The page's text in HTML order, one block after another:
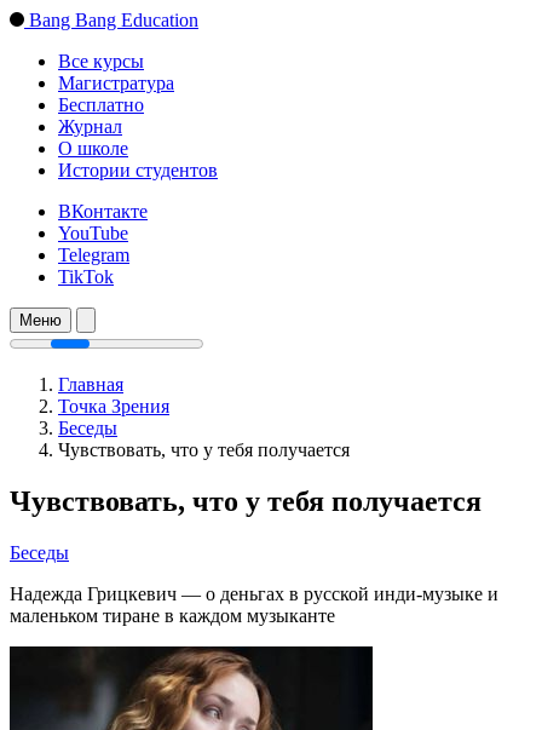
Bang Bang Education
Все курсы
Магистратура
Бесплатно
Журнал
О школе
Истории студентов
ВКонтакте
YouTube
Telegram
TikTok
Меню
Главная
Точка Зрения
Беседы
Чувствовать, что у тебя получается
Чувствовать, что у тебя получается
Беседы
Надежда Грицкевич — о деньгах в русской инди-музыке и
маленьком тиране в каждом музыканте